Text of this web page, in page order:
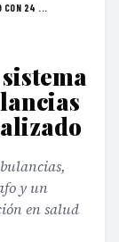
CON 24 ...
y un
en salud